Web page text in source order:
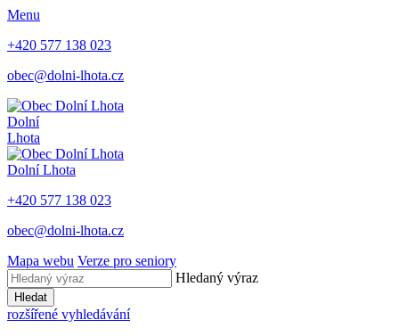
Menu
+420 577 138 023
obec@dolni-lhota.cz
Dolní
Lhota
Dolní Lhota
+420 577 138 023
obec@dolni-lhota.cz
Mapa webu Verze pro seniory
Hledaný výraz
Hledat
rozšířené vyhledávání